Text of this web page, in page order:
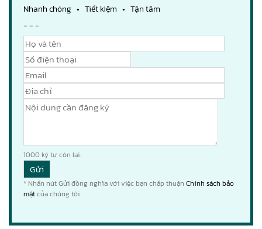
Nhanh chóng • Tiết kiệm • Tận tâm
- - -
1000 ký tự còn lại.
* Nhấn nút Gửi đồng nghĩa với việc bạn chấp thuận Chính sách bảo
mậtcủa chúng tôi.